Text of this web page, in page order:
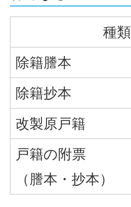
種類
除籍謄本
除籍抄本
改製原戸籍
戸籍の附票
（謄本・抄本）